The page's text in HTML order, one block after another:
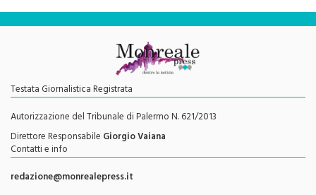
Testata Giornalistica Registrata
Autorizzazione del Tribunale di Palermo N. 621/2013
Direttore Responsabile Giorgio Vaiana
Contatti e info
redazione@monrealepress.it